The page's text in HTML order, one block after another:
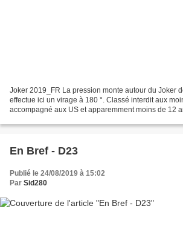
Joker 2019_FR La pression monte autour du Joker
effectue ici un virage à 180 °. Classé interdit aux
accompagné aux US et apparemment moins de 12
En Bref - D23
Publié le 24/08/2019 à 15:02
Par Sid280